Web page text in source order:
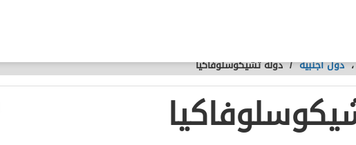
دول أجنبية /دولة تشيكوسلوفاكيا